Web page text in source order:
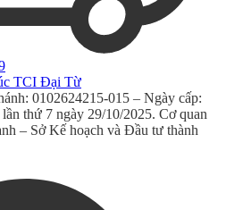
TCI Đại Từ
0102624215-015 – Ngày cấp:
thứ 7 ngày 29/10/2025. Cơ quan
– Sở Kế hoạch và Đầu tư thành